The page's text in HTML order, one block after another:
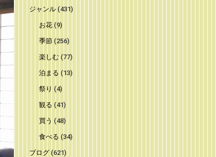
ジャンル(431)
お花 (9)
季節 (256)
楽しむ (77)
泊まる (13)
祭り (4)
観る (41)
買う (48)
食べる (34)
ブログ(621)